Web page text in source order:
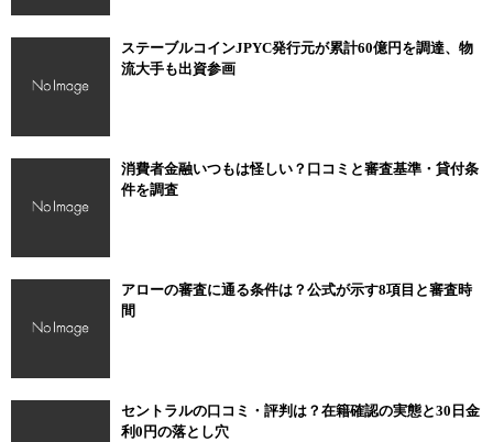
ステーブルコインJPYC発行元が累計60億円を調達、物
流大手も出資参画
消費者金融いつもは怪しい？口コミと審査基準・貸付条
件を調査
アローの審査に通る条件は？公式が示す8項目と審査時
間
セントラルの口コミ・評判は？在籍確認の実態と30日金
利0円の落とし穴